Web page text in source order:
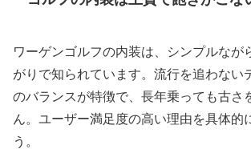
ワーゲンゴルフの内装は、シンプルなが
がりで知られています。流行を追わない
のバランスが特徴で、長年乗っても古さ
ん。ユーザー満足度の高い理由を具体的
う。